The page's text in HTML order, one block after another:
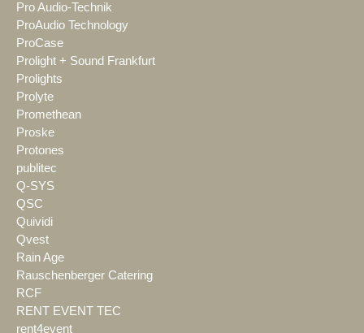
Pro Audio-Technik
ProAudio Technology
ProCase
Prolight + Sound Frankfurt
Prolights
Prolyte
Promethean
Proske
Protones
publitec
Q-SYS
QSC
Quividi
Qvest
Rain Age
Rauschenberger Catering
RCF
RENT EVENT TEC
rent4event